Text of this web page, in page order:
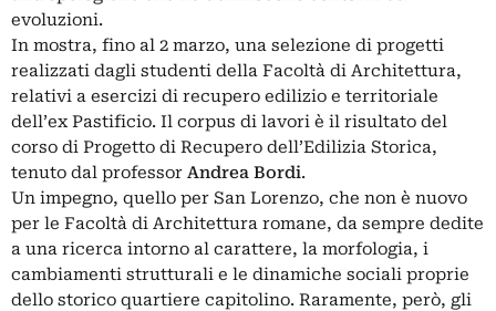
evoluzioni.
In mostra, fino al 2 marzo, una selezione di progetti
realizzati dagli studenti della Facoltà di Architettura,
relativi a esercizi di recupero edilizio e territoriale
dell’ex Pastificio. Il corpus di lavori è il risultato del
corso di Progetto di Recupero dell’Edilizia Storica,
tenuto dal professor Andrea Bordi.
Un impegno, quello per San Lorenzo, che non è nuovo
per le Facoltà di Architettura romane, da sempre dedite
a una ricerca intorno al carattere, la morfologia, i
cambiamenti strutturali e le dinamiche sociali proprie
dello storico quartiere capitolino. Raramente, però, gli